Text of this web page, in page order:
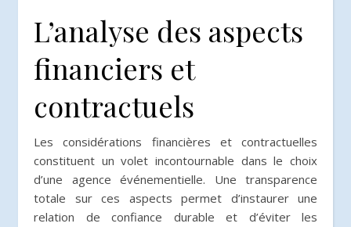
L’analyse des aspects
financiers et
contractuels
Les considérations financières et contractuelles
constituent un volet incontournable dans le choix
d’une agence événementielle. Une transparence
totale sur ces aspects permet d’instaurer une
relation de confiance durable et d’éviter les